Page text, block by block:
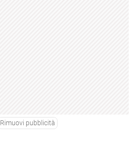
Rimuovi pubblicità